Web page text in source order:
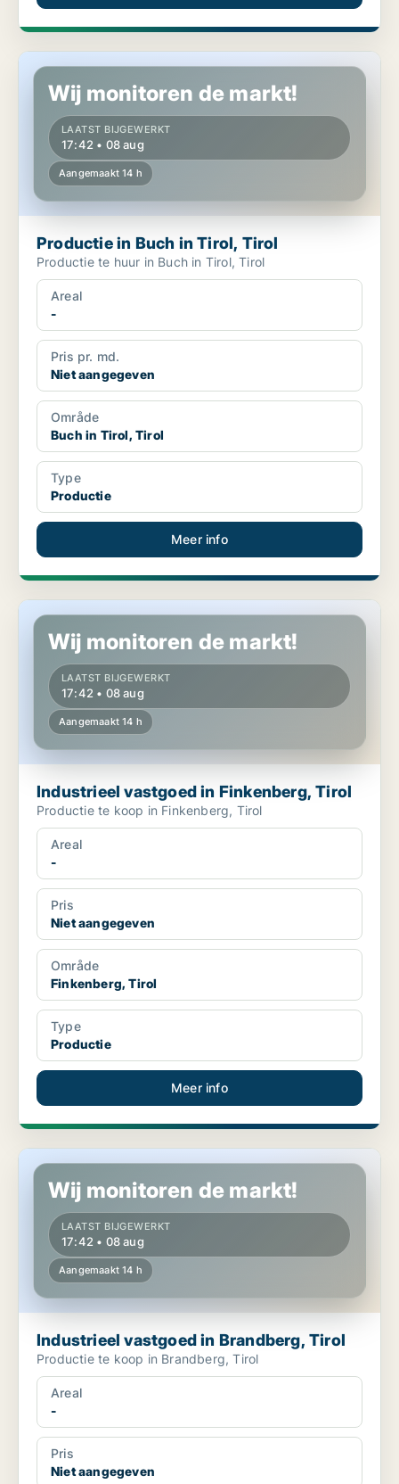
Productie in Buch in Tirol, Tirol
Wij monitoren de markt!
LAATST BIJGEWERKT
17:42 • 08 aug
Aangemaakt 14 h
Productie in Buch in Tirol, Tirol
Productie te huur in Buch in Tirol, Tirol
Areal
-
Pris pr. md.
Niet aangegeven
Område
Buch in Tirol, Tirol
Type
Productie
Meer info
Industrieel vastgoed in Finkenberg, Tirol
Wij monitoren de markt!
LAATST BIJGEWERKT
17:42 • 08 aug
Aangemaakt 14 h
Industrieel vastgoed in Finkenberg, Tirol
Productie te koop in Finkenberg, Tirol
Areal
-
Pris
Niet aangegeven
Område
Finkenberg, Tirol
Type
Productie
Meer info
Industrieel vastgoed in Brandberg, Tirol
Wij monitoren de markt!
LAATST BIJGEWERKT
17:42 • 08 aug
Aangemaakt 14 h
Industrieel vastgoed in Brandberg, Tirol
Productie te koop in Brandberg, Tirol
Areal
-
Pris
Niet aangegeven